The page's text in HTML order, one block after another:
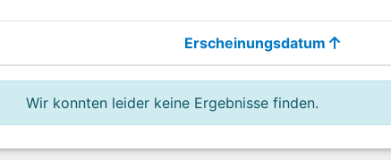
Erscheinungsdatum
Wir konnten leider keine Ergebnisse finden.